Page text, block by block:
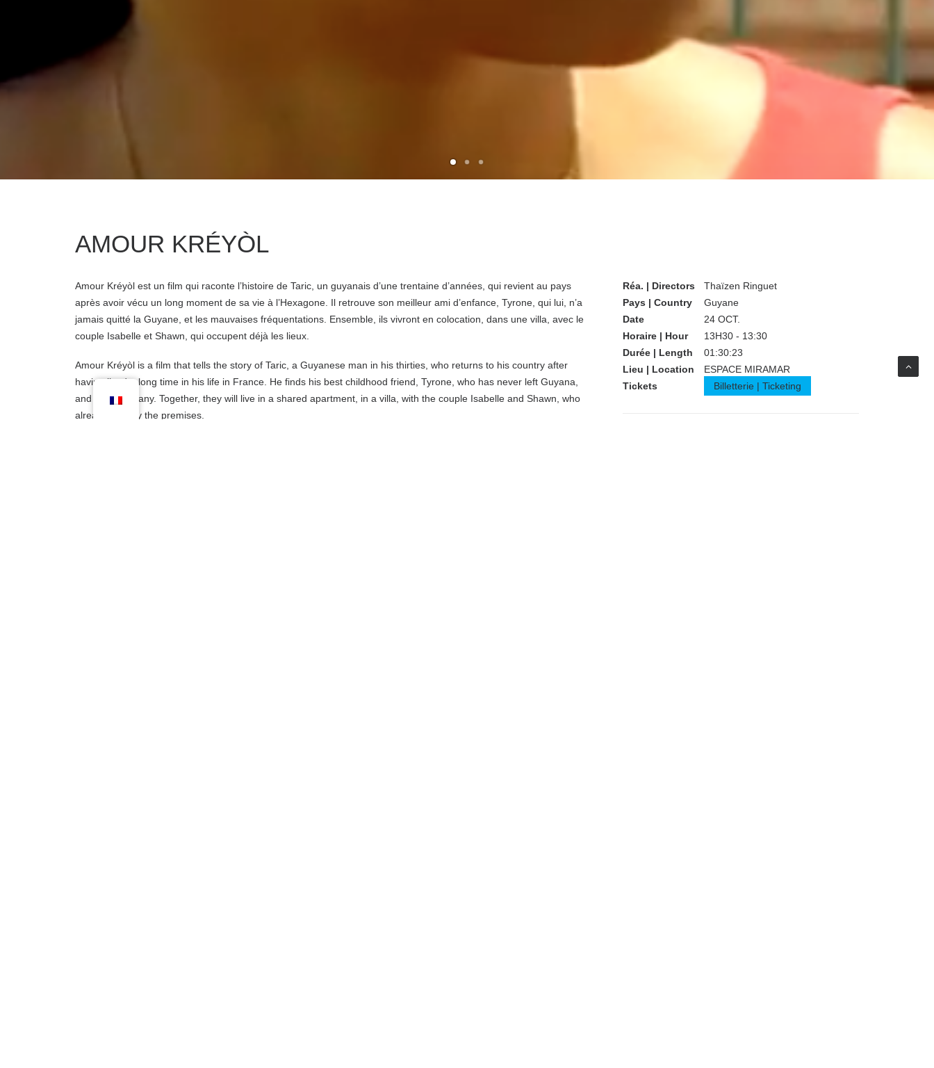
AMOUR KRÉYÒL
Amour Kréyòl est un film qui raconte l’histoire de Taric, un guyanais d’une trentaine d’années, qui revient au pays
après avoir vécu un long moment de sa vie à l’Hexagone. Il retrouve son meilleur ami d’enfance, Tyrone, qui lui, n’a
jamais quitté la Guyane, et les mauvaises fréquentations. Ensemble, ils vivront en colocation, dans une villa, avec le
couple Isabelle et Shawn, qui occupent déjà les lieux.
Amour Kréyòl is a film that tells the story of Taric, a Guyanese man in his thirties, who returns to his country after
having lived a long time in his life in France. He finds his best childhood friend, Tyrone, who has never left Guyana,
and bad company. Together, they will live in a shared apartment, in a villa, with the couple Isabelle and Shawn, who
already occupy the premises.
Réa. | Directors
Thaïzen Ringuet
Pays | Country
Guyane
Date
24 OCT.
Horaire | Hour
13H30 - 13:30
Durée | Length
01:30:23
Lieu | Location
ESPACE MIRAMAR
Tickets
Billetterie | Ticketing